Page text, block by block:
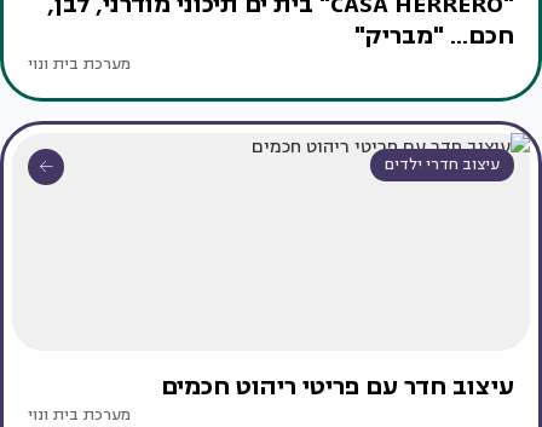
חכם... "מבריק"
מערכת בית ונוי
עיצוב חדרי ילדים
עיצוב חדר עם פריטי ריהוט חכמים
מערכת בית ונוי